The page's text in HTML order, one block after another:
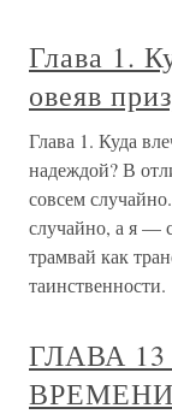
Глава 1.
овеяв
Глава 1. Куда
надеждой? В
совсем
случайно, а я —
трамвай как
таинственности.
ГЛАВА
ВРЕМЕНИ